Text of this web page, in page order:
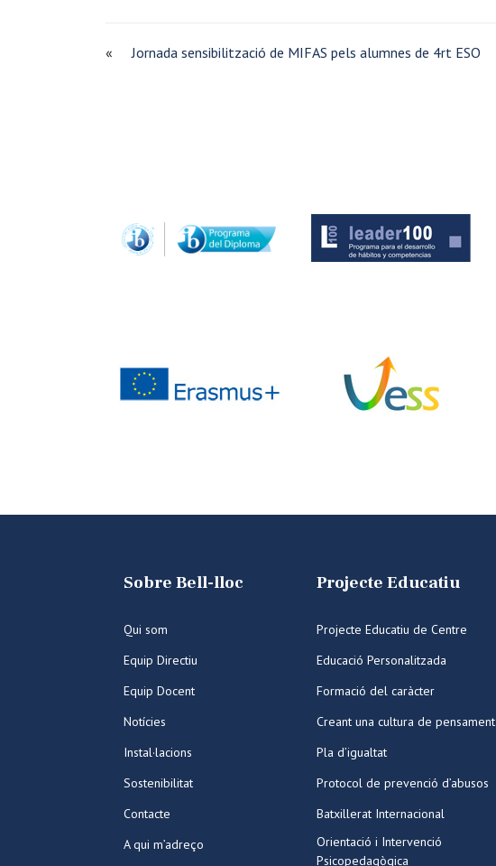
« Jornada sensibilització de MIFAS pels alumnes de 4rt ESO
Sobre Bell-lloc
Qui som
Equip Directiu
Equip Docent
Notícies
Instal·lacions
Sostenibilitat
Contacte
A qui m’adreço
Projecte Educatiu
Projecte Educatiu de Centre
Educació Personalitzada
Formació del caràcter
Creant una cultura de pensament
Pla d’igualtat
Protocol de prevenció d’abusos
Batxillerat Internacional
Orientació i Intervenció
Psicopedagògica